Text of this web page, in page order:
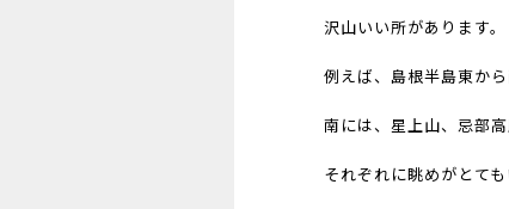
沢山いい所があります。
例えば、島根半島東か
南には、星上山、忌部
それぞれに眺めがとて